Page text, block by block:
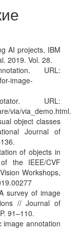
AI projects, IBM
2019. Vol. 28.
URL:
image-
URL:
via/via_demo.html.
object classes
Journal of
of objects in
the IEEE/CVF
Workshops,
survey of image
// Journal of
91–110.
annotation